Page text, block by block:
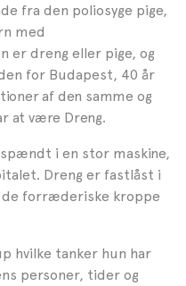
fra den poliosyge pige,
med
er dreng eller pige, og
for Budapest, 40 år
af den samme og
at være Dreng.
i en stor maskine,
Dreng er fastlåst i
de forræderiske kroppe
hvilke tanker hun har
personer, tider og